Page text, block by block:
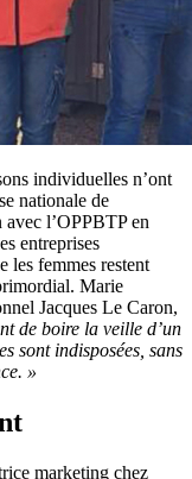
individuelles n’ont
nationale de
l’OPPBTP en
entreprises
les femmes restent
Marie
Jacques Le Caron,
de boire la veille d’un
sont indisposées, sans
»
marketing chez